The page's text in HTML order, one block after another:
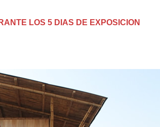
LOS 5 DIAS DE EXPOSICION